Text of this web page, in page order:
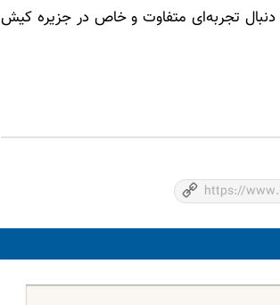
تجربه‌ای متفاوت و خاص در جزیره کیش